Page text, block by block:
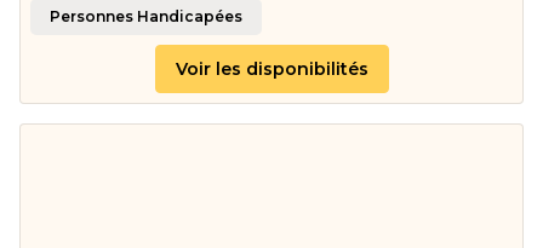
Personnes Handicapées
Voir les disponibilités